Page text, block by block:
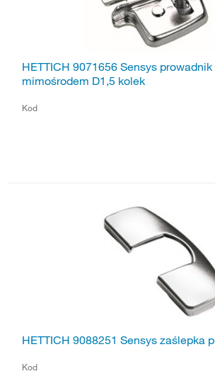
HETTICH 9071656 Sensys
mimośrodem D1,5 kolek
Kod
HETTICH 9088251 Sensys zaślepka
Kod